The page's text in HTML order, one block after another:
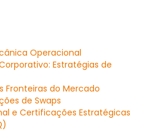
Operacional
Estratégias de
Fronteiras do Mercado
de Swaps
e Certificações Estratégicas